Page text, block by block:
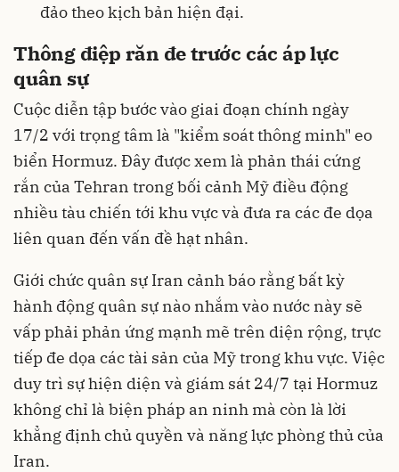
đảo theo kịch bản hiện đại.
Thông điệp răn đe trước các áp lực
quân sự
Cuộc diễn tập bước vào giai đoạn chính ngày
17/2 với trọng tâm là "kiểm soát thông minh" eo
biển Hormuz. Đây được xem là phản thái cứng
rắn của Tehran trong bối cảnh Mỹ điều động
nhiều tàu chiến tới khu vực và đưa ra các đe dọa
liên quan đến vấn đề hạt nhân.
Giới chức quân sự Iran cảnh báo rằng bất kỳ
hành động quân sự nào nhắm vào nước này sẽ
vấp phải phản ứng mạnh mẽ trên diện rộng, trực
tiếp đe dọa các tài sản của Mỹ trong khu vực. Việc
duy trì sự hiện diện và giám sát 24/7 tại Hormuz
không chỉ là biện pháp an ninh mà còn là lời
khẳng định chủ quyền và năng lực phòng thủ của
Iran.